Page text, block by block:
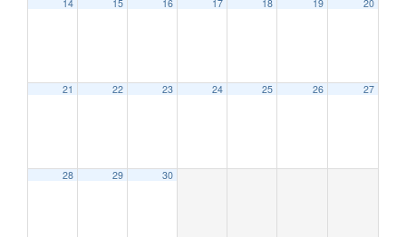
14 15 16 17 18 19 20
21 22 23 24 25 26 27
28 29 30
2:00 AM